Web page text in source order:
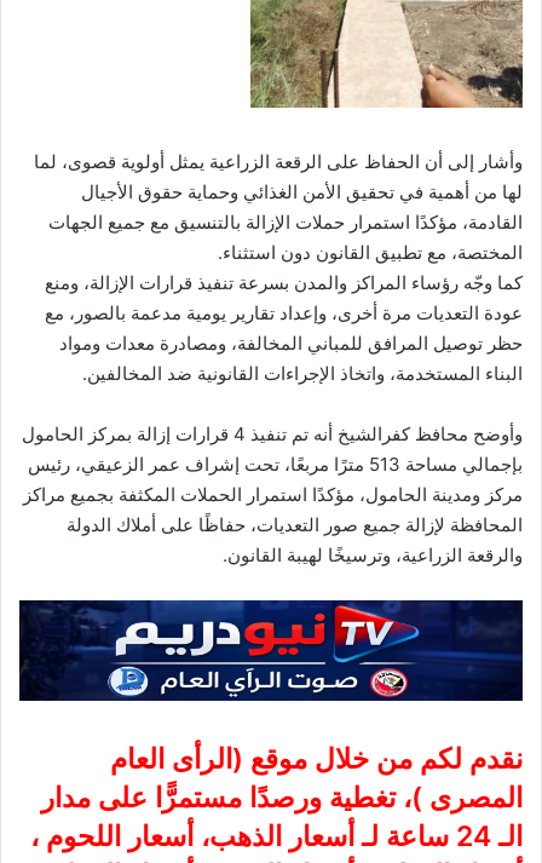
وأشار إلى أن الحفاظ على الرقعة الزراعية يمثل أولوية قصوى، لما
لها من أهمية في تحقيق الأمن الغذائي وحماية حقوق الأجيال
القادمة، مؤكدًا استمرار حملات الإزالة بالتنسيق مع جميع الجهات
المختصة، مع تطبيق القانون دون استثناء.
كما وجّه رؤساء المراكز والمدن بسرعة تنفيذ قرارات الإزالة، ومنع
عودة التعديات مرة أخرى، وإعداد تقارير يومية مدعمة بالصور، مع
حظر توصيل المرافق للمباني المخالفة، ومصادرة معدات ومواد
البناء المستخدمة، واتخاذ الإجراءات القانونية ضد المخالفين.
وأوضح محافظ كفرالشيخ أنه تم تنفيذ 4 قرارات إزالة بمركز الحامول
بإجمالي مساحة 513 مترًا مربعًا، تحت إشراف عمر الزعيقي، رئيس
مركز ومدينة الحامول، مؤكدًا استمرار الحملات المكثفة بجميع مراكز
المحافظة لإزالة جميع صور التعديات، حفاظًا على أملاك الدولة
والرقعة الزراعية، وترسيخًا لهيبة القانون.
نقدم لكم من خلال موقع ( الرأى العام
المصرى )، تغطية ورصدًا مستمرًّا على مدار
الـ 24 ساعة لـ أسعار الذهب، أسعار اللحوم ،